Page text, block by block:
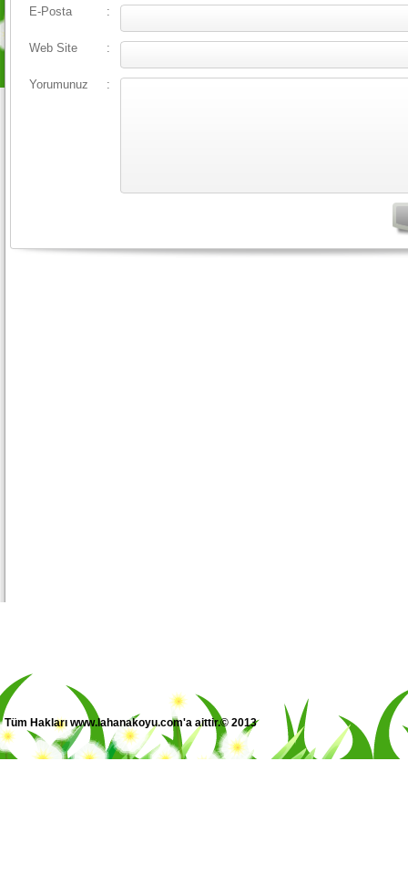
E-Posta :
Web Site :
Yorumunuz :
Tüm Hakları www.lahanakoyu.com'a aittir.© 2013